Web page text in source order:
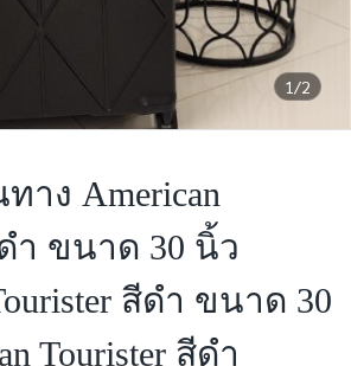
1/2
าง American
ำ ขนาด 30 นิ้ว
สีดำ ขนาด 30
Tourister สีดำ